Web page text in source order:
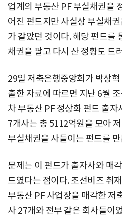
업계의 부동산 PF 부실채권을
어진 펀드지만 사실상 부실채
가 같았던 것이다. 해당 펀드를
채권을 팔고 다시 산 정황도 드
29일 저축은행중앙회가 박상
출한 자료에 따르면 지난 6월
차 부동산 PF 정상화 펀드 출
7개사는 총 5112억원을 모아
부실채권을 사들이는 펀드를
문제는 이 펀드가 출자사와 매
드였다는 점이다. 조선비즈 취
부동산 PF 사업장을 매각한 저
사 27개와 전부 같은 회사들이